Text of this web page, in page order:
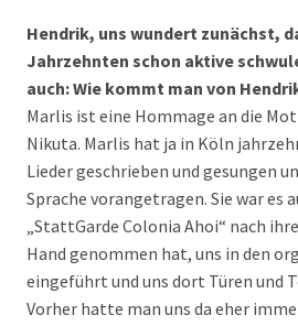
Hendrik, uns wundert zunächst,
Jahrzehnten schon aktive
auch: Wie kommt man von
Marlis ist eine Hommage an die
Nikuta. Marlis hat ja in Köln
Lieder geschrieben und gesungen
Sprache vorangetragen. Sie war es
„StattGarde Colonia Ahoi“ nach
Hand genommen hat, uns in den
eingeführt und uns dort Türen und
Vorher hatte man uns da eher